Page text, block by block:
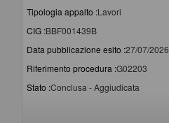
Tipologia appalto :Lavori
CIG :BBF001439B
Data pubblicazione esito :27/07/2026
Riferimento procedura :G02203
Stato :Conclusa - Aggiudicata